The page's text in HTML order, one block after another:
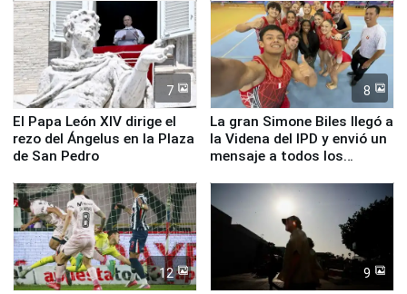
7
El Papa León XIV dirige el
rezo del Ángelus en la Plaza
de San Pedro
8
La gran Simone Biles llegó a
la Videna del IPD y envió un
mensaje a todos los
12 9